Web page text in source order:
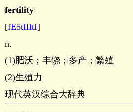
fertility
[fE5tIlItI]
n.
(1)肥沃；丰饶；多产；繁殖
(2)生殖力
现代英汉综合大辞典